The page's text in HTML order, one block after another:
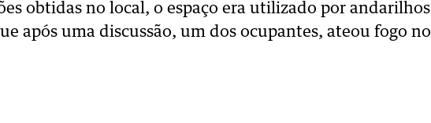
obtidas no local, o espaço era utilizado por andarilhos
após uma discussão, um dos ocupantes, ateou fogo no